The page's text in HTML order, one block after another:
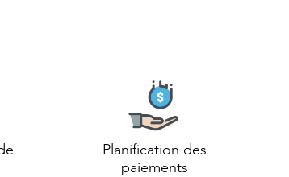
Planification des
paiements